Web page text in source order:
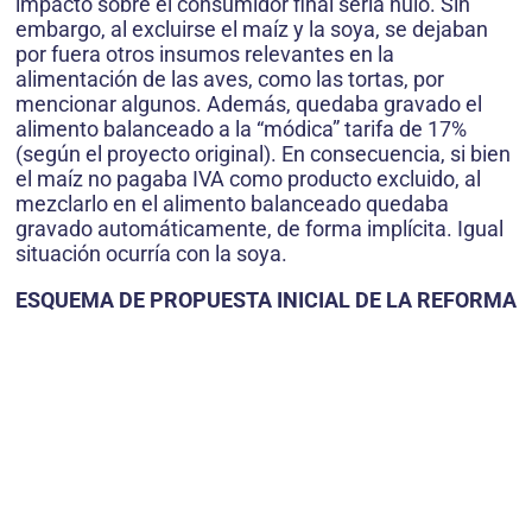
embargo, al excluirse el maíz y la soya, se dejaban
por fuera otros insumos relevantes en la
alimentación de las aves, como las tortas, por
mencionar algunos. Además, quedaba gravado el
alimento balanceado a la “módica” tarifa de 17%
(según el proyecto original). En consecuencia, si bien
el maíz no pagaba IVA como producto excluido, al
mezclarlo en el alimento balanceado quedaba
gravado automáticamente, de forma implícita. Igual
situación ocurría con la soya.
ESQUEMA DE PROPUESTA INICIAL DE LA REFORMA